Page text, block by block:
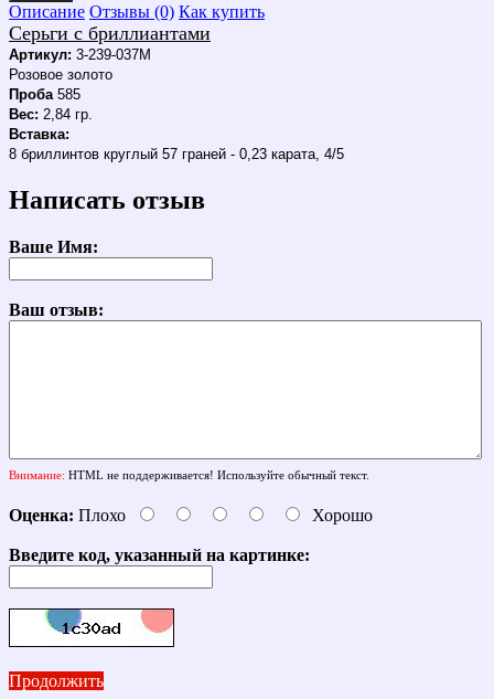
Описание Отзывы (0) Как купить
Серьги с бриллиантами
Артикул: 3-239-037M
Розовое золото
Проба 585
Вес: 2,84 гр.
Вставка:
8 бриллинтов круглый 57 граней - 0,23 карата, 4/5
Написать отзыв
Ваше Имя:
Ваш отзыв:
Внимание: HTML не поддерживается! Используйте обычный текст.
Оценка: Плохо Хорошо
Введите код, указанный на картинке:
Продолжить